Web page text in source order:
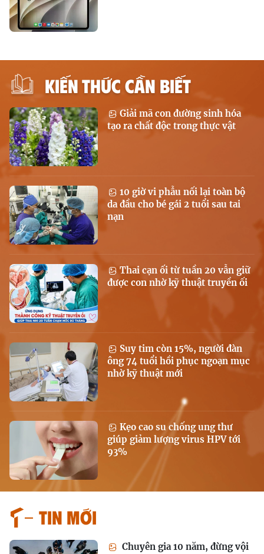
KIẾN THỨC CẦN BIẾT
Giải mã con đường sinh hóa
tạo ra chất độc trong thực vật
10 giờ vi phẫu nối lại toàn bộ
da đầu cho bé gái 2 tuổi sau tai
nạn
Thai cạn ối từ tuần 20 vẫn giữ
được con nhờ kỹ thuật truyền ối
Suy tim còn 15%, người đàn
ông 74 tuổi hồi phục ngoạn mục
nhờ kỹ thuật mới
Kẹo cao su chống ung thư
giúp giảm lượng virus HPV tới
93%
Tin mới
Chuyên gia 10 năm, đừng vội